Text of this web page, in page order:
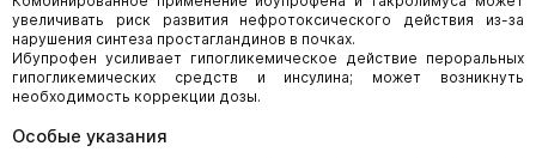
увеличивать риск развития нефротоксического действия из-за
нарушения синтеза простагландинов в почках.
Ибупрофен усиливает гипогликемическое действие пероральных
гипогликемических средств и инсулина; может возникнуть
необходимость коррекции дозы.
Особые указания